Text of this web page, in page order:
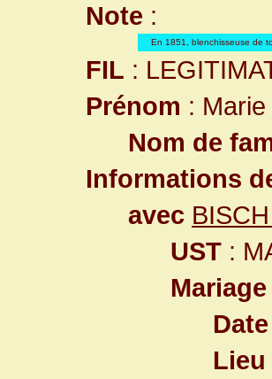
Note :
En 1851, blenchisseuse de
FIL :
Prénom :
Nom de
Informations
avec
UST :
Mariage
Date
Lieu